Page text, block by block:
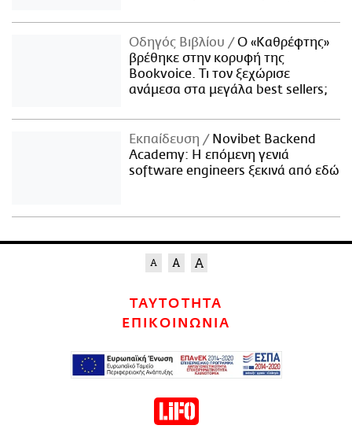
Οδηγός Βιβλίου
Ο «Καθρέφτης»
βρέθηκε στην κορυφή της
Bookvoice. Τι τον ξεχώρισε
ανάμεσα στα μεγάλα best sellers;
Εκπαίδευση
Novibet Backend
Academy: Η επόμενη γενιά
software engineers ξεκινά από εδώ
ΤΑΥΤΟΤΗΤΑ
ΕΠΙΚΟΙΝΩΝΙΑ